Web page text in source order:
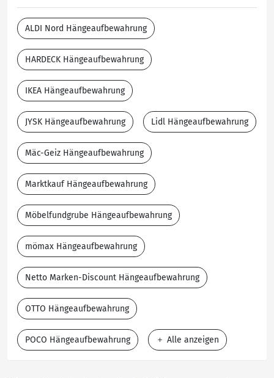
ALDI Nord Hängeaufbewahrung
HARDECK Hängeaufbewahrung
IKEA Hängeaufbewahrung
JYSK Hängeaufbewahrung Lidl Hängeaufbewahrung
Mäc-Geiz Hängeaufbewahrung
Marktkauf Hängeaufbewahrung
Möbelfundgrube Hängeaufbewahrung
mömax Hängeaufbewahrung
Netto Marken-Discount Hängeaufbewahrung
OTTO Hängeaufbewahrung
POCO Hängeaufbewahrung Alle anzeigen